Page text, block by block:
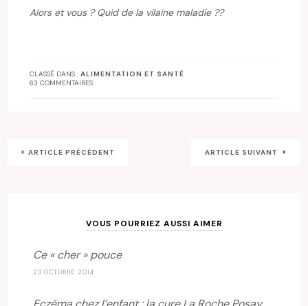
Alors et vous ? Quid de la vilaine maladie ??
CLASSÉ DANS :ALIMENTATION ET SANTÉ
63 COMMENTAIRES
ARTICLE PRÉCÉDENT ARTICLE SUIVANT
VOUS POURRIEZ AUSSI AIMER
Ce « cher » pouce
23 OCTOBRE 2014